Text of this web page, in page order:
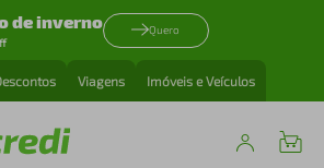
de inverno Quero
Viagens Imóveis e Veículos